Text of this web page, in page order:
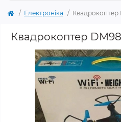
Електроніка Квадрокоптер
Квадрокоптер